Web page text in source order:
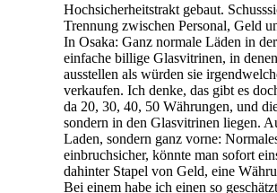
Hochsicherheitstrakt gebaut.
Trennung zwischen Personal, Geld
In Osaka: Ganz normale Läden in
einfache billige Glasvitrinen, in
ausstellen als würden sie
verkaufen. Ich denke, das gibt es
da 20, 30, 40, 50 Währungen, und
sondern in den Glasvitrinen liegen.
Laden, sondern ganz vorne:
einbruchsicher, könnte man sofort
dahinter Stapel von Geld, eine
Bei einem habe ich einen so